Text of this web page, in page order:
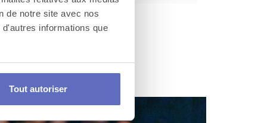
de notre site avec nos
informations que
Tout autoriser